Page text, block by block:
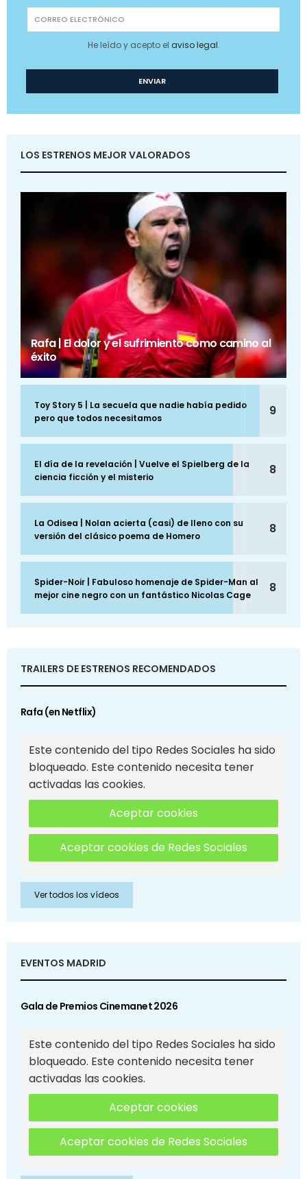
He leído y acepto el aviso legal.
LOS ESTRENOS MEJOR VALORADOS
Rafa | El dolor y el sufrimiento como camino al
éxito
Toy Story 5 | La secuela que nadie había pedido
pero que todos necesitamos
9
El día de la revelación | Vuelve el Spielberg de la
ciencia ficción y el misterio
8
La Odisea | Nolan acierta (casi) de lleno con su
versión del clásico poema de Homero
8
Spider-Noir | Fabuloso homenaje de Spider-Man al
mejor cine negro con un fantástico Nicolas Cage
8
TRAILERS DE ESTRENOS RECOMENDADOS
Rafa (en Netflix)
Este contenido del tipo Redes Sociales ha sido
bloqueado. Este contenido necesita tener
activadas las cookies.
Aceptar cookies
Aceptar cookies de Redes Sociales
Ver todos los vídeos
EVENTOS MADRID
Gala de Premios Cinemanet 2026
Este contenido del tipo Redes Sociales ha sido
bloqueado. Este contenido necesita tener
activadas las cookies.
Aceptar cookies
Aceptar cookies de Redes Sociales